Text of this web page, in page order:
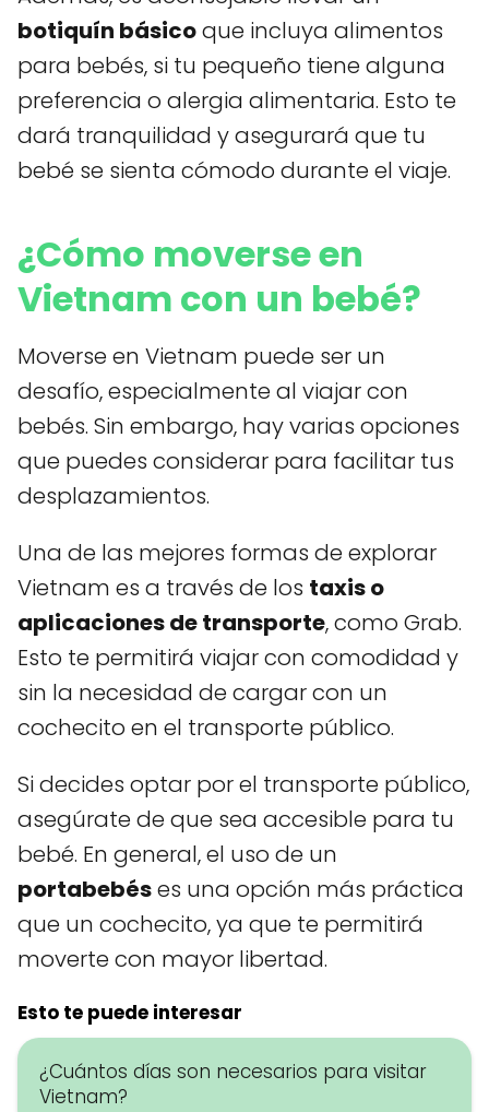
botiquín básicoque incluya alimentos
para bebés, si tu pequeño tiene alguna
preferencia o alergia alimentaria. Esto te
dará tranquilidad y asegurará que tu
bebé se sienta cómodo durante el viaje.
¿Cómo moverse en
Vietnam con un bebé?
Moverse en Vietnam puede ser un
desafío, especialmente al viajar con
bebés. Sin embargo, hay varias opciones
que puedes considerar para facilitar tus
desplazamientos.
Una de las mejores formas de explorar
Vietnam es a través de los taxis o
aplicaciones de transporte, como Grab.
Esto te permitirá viajar con comodidad y
sin la necesidad de cargar con un
cochecito en el transporte público.
Si decides optar por el transporte público,
asegúrate de que sea accesible para tu
bebé. En general, el uso de un
portabebéses una opción más práctica
que un cochecito, ya que te permitirá
moverte con mayor libertad.
Esto te puede interesar
¿Cuántos días son necesarios para visitar
Vietnam?